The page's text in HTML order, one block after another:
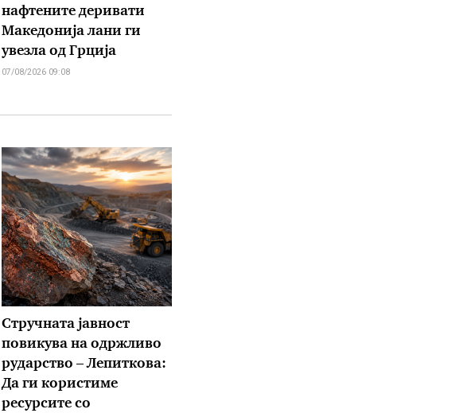
нафтените деривати
Македонија лани ги
увезла од Грција
07/08/2026 09:08
Стручната јавност
повикува на одржливо
рударство – Лепиткова:
Да ги користиме
ресурсите со